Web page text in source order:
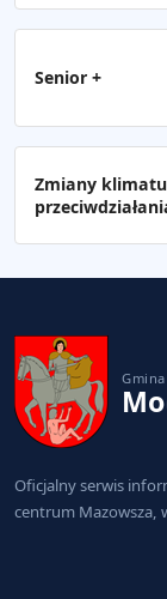
Senior +
Zmiany
Gmina
Oficjalny serwis
centrum Mazowsza,